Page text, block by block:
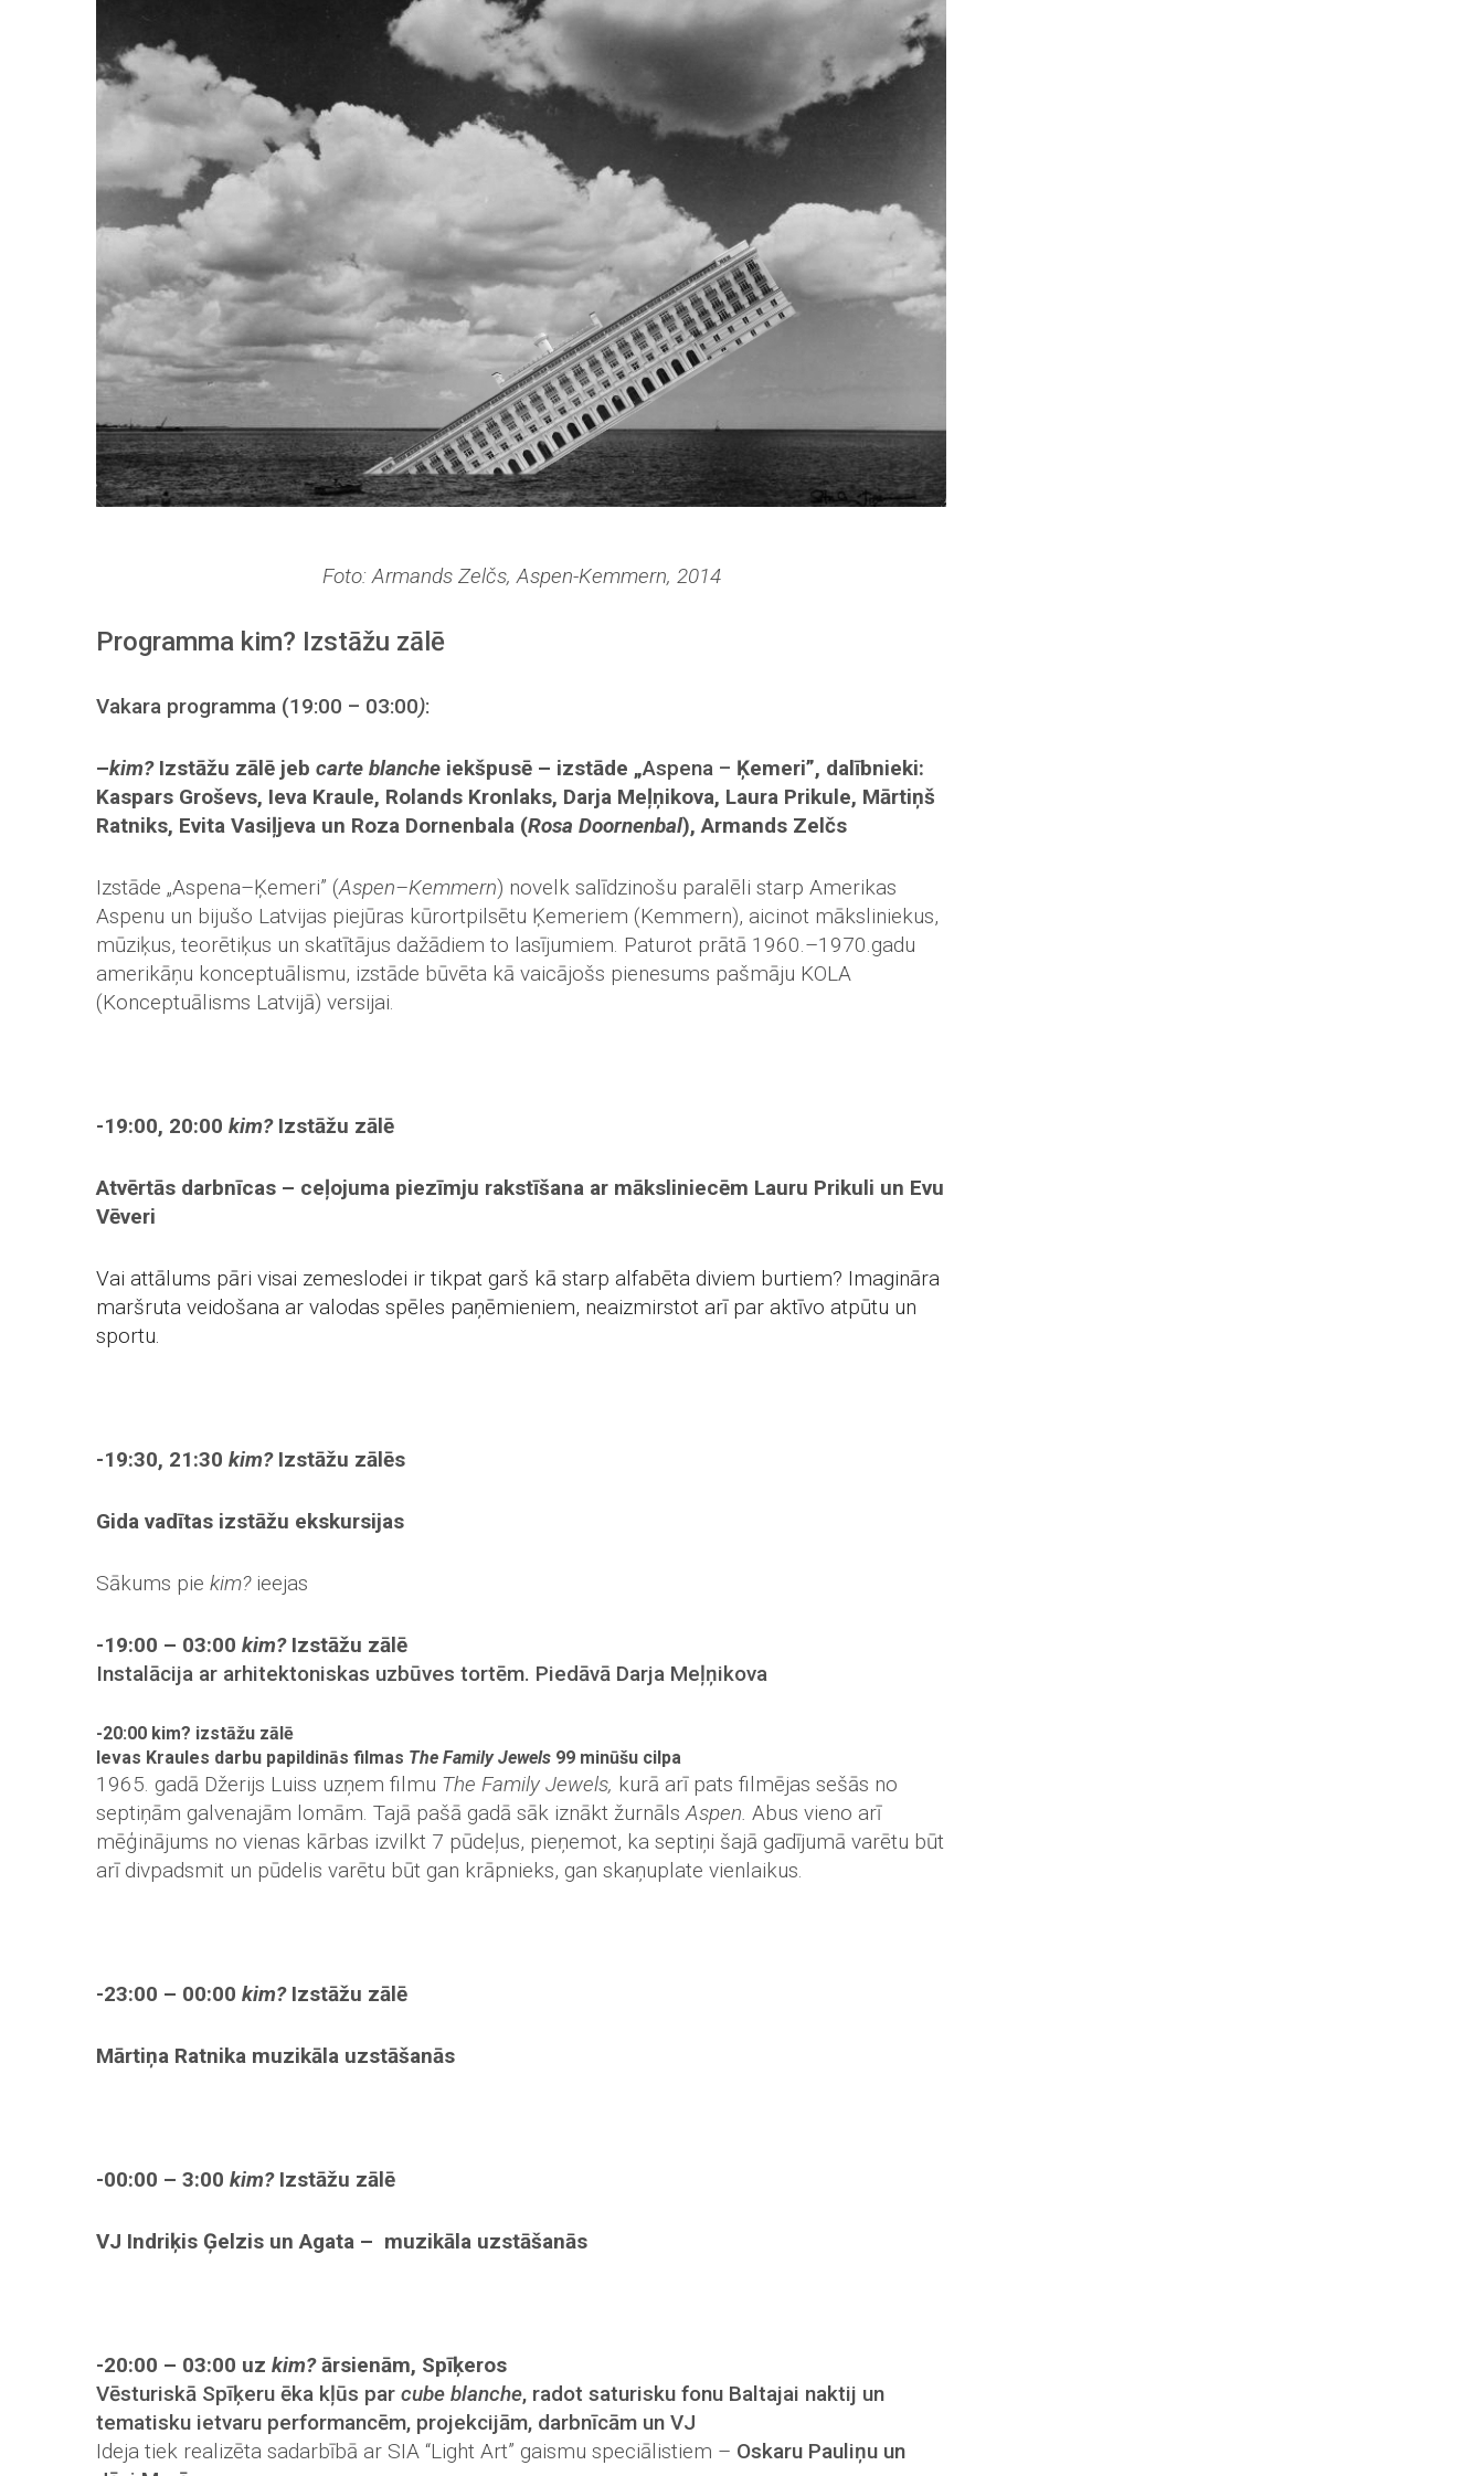
Foto: Armands Zelčs, Aspen-Kemmern, 2014
Programma kim? Izstāžu zālē
Vakara programma (19:00 – 03:00):
–kim?Izstāžu zālē jeb carte blanche iekšpusē – izstāde „Aspena – Ķemeri”, dalībnieki:
Kaspars Groševs, Ieva Kraule, Rolands Kronlaks, Darja Meļņikova, Laura Prikule, Mārtiņš
Ratniks, Evita Vasiļjeva un Roza Dornenbala (Rosa Doornenbal), Armands Zelčs
Izstāde „Aspena–Ķemeri” (Aspen–Kemmern) novelk salīdzinošu paralēli starp Amerikas
Aspenu un bijušo Latvijas piejūras kūrortpilsētu Ķemeriem (Kemmern), aicinot māksliniekus,
mūziķus, teorētiķus un skatītājus dažādiem to lasījumiem. Paturot prātā 1960.–1970.gadu
amerikāņu konceptuālismu, izstāde būvēta kā vaicājošs pienesums pašmāju KOLA
(Konceptuālisms Latvijā) versijai.
-19:00, 20:00 kim?Izstāžu zālē
Atvērtās darbnīcas – ceļojuma piezīmju rakstīšana ar māksliniecēm Lauru Prikuli un Evu
Vēveri
Vai attālums pāri visai zemeslodei ir tikpat garš kā starp alfabēta diviem burtiem? Imagināra
maršruta veidošana ar valodas spēles paņēmieniem, neaizmirstot arī par aktīvo atpūtu un
sportu.
-19:30, 21:30 kim?Izstāžu zālēs
Gida vadītas izstāžu ekskursijas
Sākums pie kim?ieejas
-19:00 – 03:00 kim?Izstāžu zālē
Instalācija ar arhitektoniskas uzbūves tortēm. Piedāvā Darja Meļņikova
-20:00 kim? izstāžu zālē
Ievas Kraules darbu papildinās filmas The Family Jewels 99 minūšu cilpa
1965. gadā Džerijs Luiss uzņem filmu The Family Jewels, kurā arī pats filmējas sešās no
septiņām galvenajām lomām. Tajā pašā gadā sāk iznākt žurnālsAspen. Abus vieno arī
mēģinājums no vienas kārbas izvilkt 7 pūdeļus, pieņemot, ka septiņi šajā gadījumā varētu būt
arī divpadsmit un pūdelis varētu būt gan krāpnieks, gan skaņuplate vienlaikus.
-23:00 – 00:00 kim?Izstāžu zālē
Mārtiņa Ratnika muzikāla uzstāšanās
-00:00 – 3:00 kim?Izstāžu zālē
VJ Indriķis Ģelzis un Agata – muzikāla uzstāšanās
-20:00 – 03:00 uz kim?ārsienām, Spīķeros
Vēsturiskā Spīķeru ēka kļūs par cube blanche, radot saturisku fonu Baltajai naktij un
tematisku ietvaru performancēm, projekcijām, darbnīcām un VJ
Ideja tiek realizēta sadarbībā ar SIA “Light Art” gaismu speciālistiem – Oskaru Pauliņu un